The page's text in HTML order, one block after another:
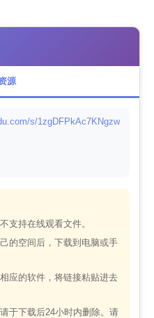
源
s/1zgDFPkAc7KNgzw
支持在线观看文件。
的空间后，下载到电脑或手
应的软件，将链接粘贴进去
于下载后24小时内删除。请